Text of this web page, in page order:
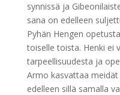
synnissä ja
sana on edelleen
Pyhän Hengen
toiselle toista. Henki ei
tarpeellisuudesta ja
Armo kasvattaa
edelleen sillä samalla